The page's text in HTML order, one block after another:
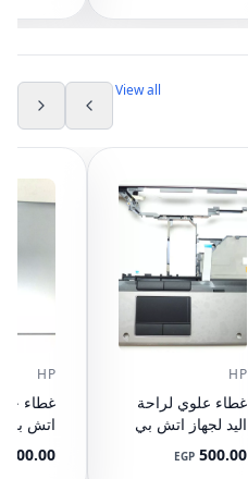
(مستعمل)
View all
HP
غطاء علوي لراحة
اليد لجهاز اتش بي
مع تاتش باد
500.00
EGP
HP
400.00